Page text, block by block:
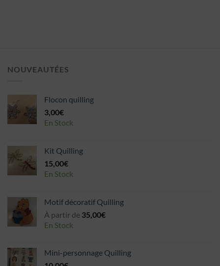
NOUVEAUTÉES
Flocon quilling
3,00€
En Stock
Kit Quilling
15,00€
En Stock
Motif décoratif Quilling
À partir de 35,00€
En Stock
Mini-personnage Quilling